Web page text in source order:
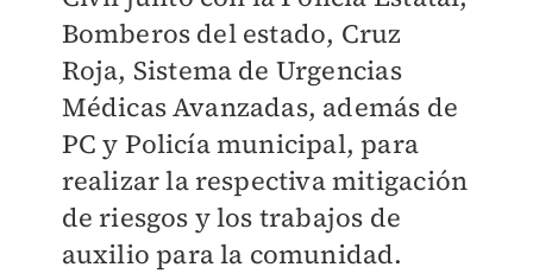
Bomberos del estado, Cruz
Roja, Sistema de Urgencias
Médicas Avanzadas, además de
PC y Policía municipal, para
realizar la respectiva mitigación
de riesgos y los trabajos de
auxilio para la comunidad.